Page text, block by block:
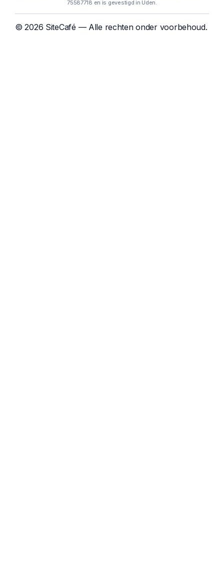
75587718 en is gevestigd in Uden.
© 2026 SiteCafé — Alle rechten onder voorbehoud.